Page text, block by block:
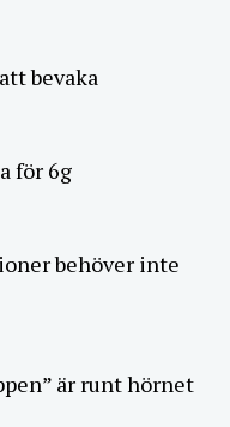
bevaka
för 6g
behöver inte
är runt hörnet